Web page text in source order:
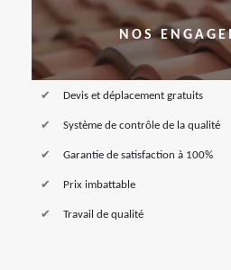
NOS
Devis et déplacement gratuits
Système de contrôle de la qualité
Garantie de satisfaction à 100%
Prix imbattable
Travail de qualité